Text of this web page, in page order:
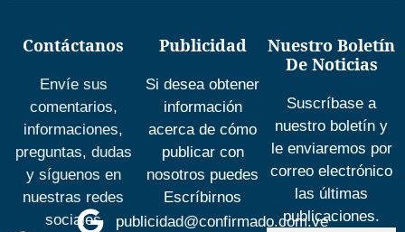
Contáctanos
Envíe sus
comentarios,
informaciones,
preguntas, dudas
y síguenos en
nuestras redes
sociales
Publicidad
Si desea obtener
información
acerca de cómo
publicar con
nosotros puedes
Escríbirnos
publicidad@confirmado.com.ve
Nuestro Boletín
De Noticias
Suscríbase a
nuestro boletín y
le enviaremos por
correo electrónico
las últimas
publicaciones.